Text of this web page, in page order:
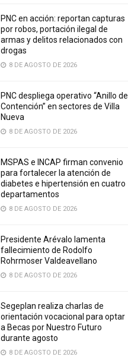
PNC en acción: reportan capturas
por robos, portación ilegal de
armas y delitos relacionados con
drogas
8 DE AGOSTO DE 2026
PNC despliega operativo “Anillo de
Contención” en sectores de Villa
Nueva
8 DE AGOSTO DE 2026
MSPAS e INCAP firman convenio
para fortalecer la atención de
diabetes e hipertensión en cuatro
departamentos
8 DE AGOSTO DE 2026
Presidente Arévalo lamenta
fallecimiento de Rodolfo
Rohrmoser Valdeavellano
8 DE AGOSTO DE 2026
Segeplan realiza charlas de
orientación vocacional para optar
a Becas por Nuestro Futuro
durante agosto
8 DE AGOSTO DE 2026